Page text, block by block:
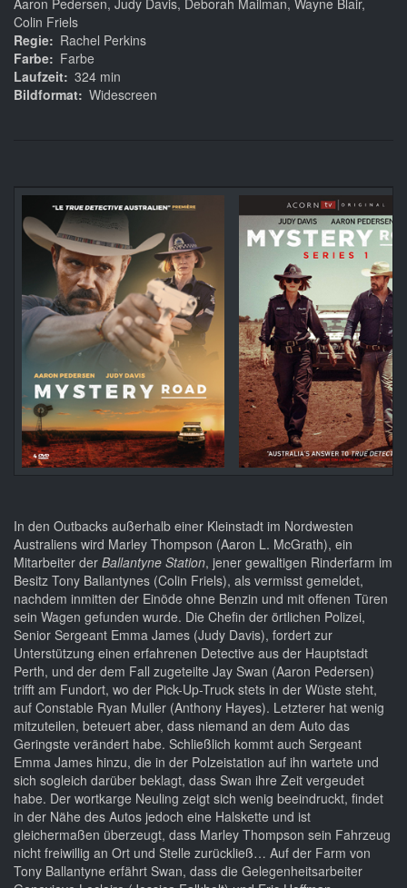
Aaron Pedersen, Judy Davis, Deborah Mailman, Wayne Blair,
Colin Friels
Regie
Rachel Perkins
Farbe
Farbe
Laufzeit 324 min
Bildformat Widescreen
In den Outbacks außerhalb einer Kleinstadt im Nordwesten
Australiens wird Marley Thompson (Aaron L. McGrath), ein
Mitarbeiter der Ballantyne Station, jener gewaltigen Rinderfarm im
Besitz Tony Ballantynes (Colin Friels), als vermisst gemeldet,
nachdem inmitten der Einöde ohne Benzin und mit offenen Türen
sein Wagen gefunden wurde. Die Chefin der örtlichen Polizei,
Senior Sergeant Emma James (Judy Davis), fordert zur
Unterstützung einen erfahrenen Detective aus der Hauptstadt
Perth, und der dem Fall zugeteilte Jay Swan (Aaron Pedersen)
trifft am Fundort, wo der Pick-Up-Truck stets in der Wüste steht,
auf Constable Ryan Muller (Anthony Hayes). Letzterer hat wenig
mitzuteilen, beteuert aber, dass niemand an dem Auto das
Geringste verändert habe. Schließlich kommt auch Sergeant
Emma James hinzu, die in der Polzeistation auf ihn wartete und
sich sogleich darüber beklagt, dass Swan ihre Zeit vergeudet
habe. Der wortkarge Neuling zeigt sich wenig beeindruckt, findet
in der Nähe des Autos jedoch eine Halskette und ist
gleichermaßen überzeugt, dass Marley Thompson sein Fahrzeug
nicht freiwillig an Ort und Stelle zurückließ… Auf der Farm von
Tony Ballantyne erfährt Swan, dass die Gelegenheitsarbeiter